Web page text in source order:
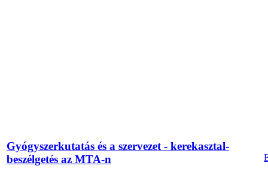
Gyógyszerkutatás és a szervezet - kerekasztal-
beszélgetés az MTA-n